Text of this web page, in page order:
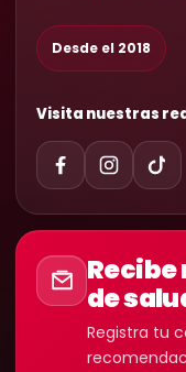
Desde el 2018
Visita nuestras
de
Registra tu